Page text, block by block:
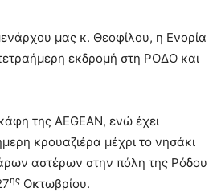
μας κ. Θεοφίλου, η Ενορία
εκδρομή στη ΡΟΔΟ και
της AEGEAN, ενώ έχει
κρουαζιέρα μέχρι το νησάκι
αστέρων στην πόλη της Ρόδου
ης Οκτωβρίου.